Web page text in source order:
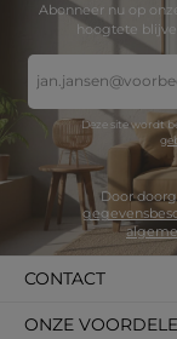
Abonneer nu op
hoogtete
mailadres
*
Deze site wordt
CONTACT
ONZE